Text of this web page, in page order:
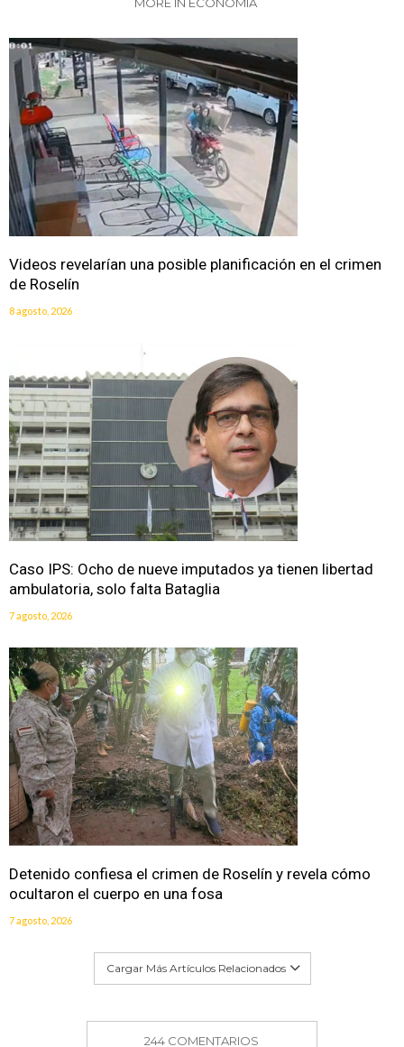
Videos revelarían una posible planificación en el crimen
de Roselín
8 agosto, 2026
Caso IPS: Ocho de nueve imputados ya tienen libertad
ambulatoria, solo falta Bataglia
7 agosto, 2026
Detenido confiesa el crimen de Roselín y revela cómo
ocultaron el cuerpo en una fosa
7 agosto, 2026
Cargar Más Artículos Relacionados
244 COMENTARIOS